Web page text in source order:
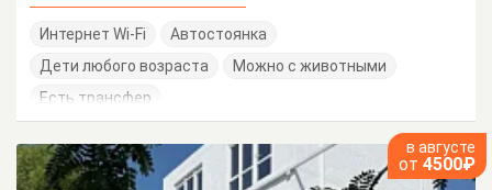
Интернет Wi-Fi
Автостоянка
Дети любого возраста
Можно с животными
Есть трансфер
в августе
от 4500₽